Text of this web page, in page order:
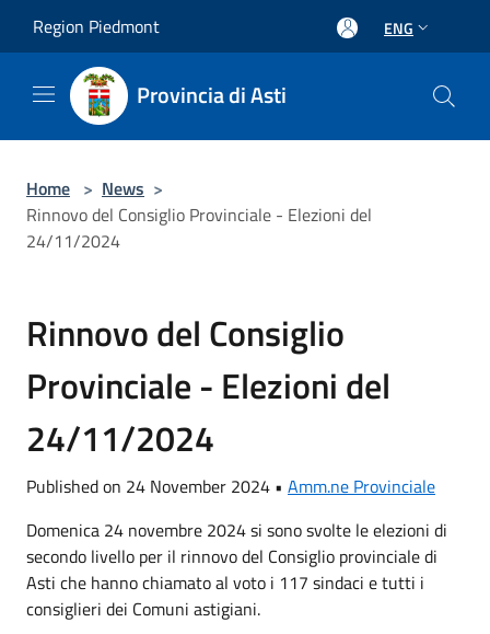
Region Piedmont ENG
Provincia di Asti
Home > News >
Rinnovo del Consiglio Provinciale - Elezioni del
24/11/2024
Rinnovo del Consiglio
Provinciale - Elezioni del
24/11/2024
Published on 24 November 2024 • Amm.ne Provinciale
Domenica 24 novembre 2024 si sono svolte le elezioni di
secondo livello per il rinnovo del Consiglio provinciale di
Asti che hanno chiamato al voto i 117 sindaci e tutti i
consiglieri dei Comuni astigiani.